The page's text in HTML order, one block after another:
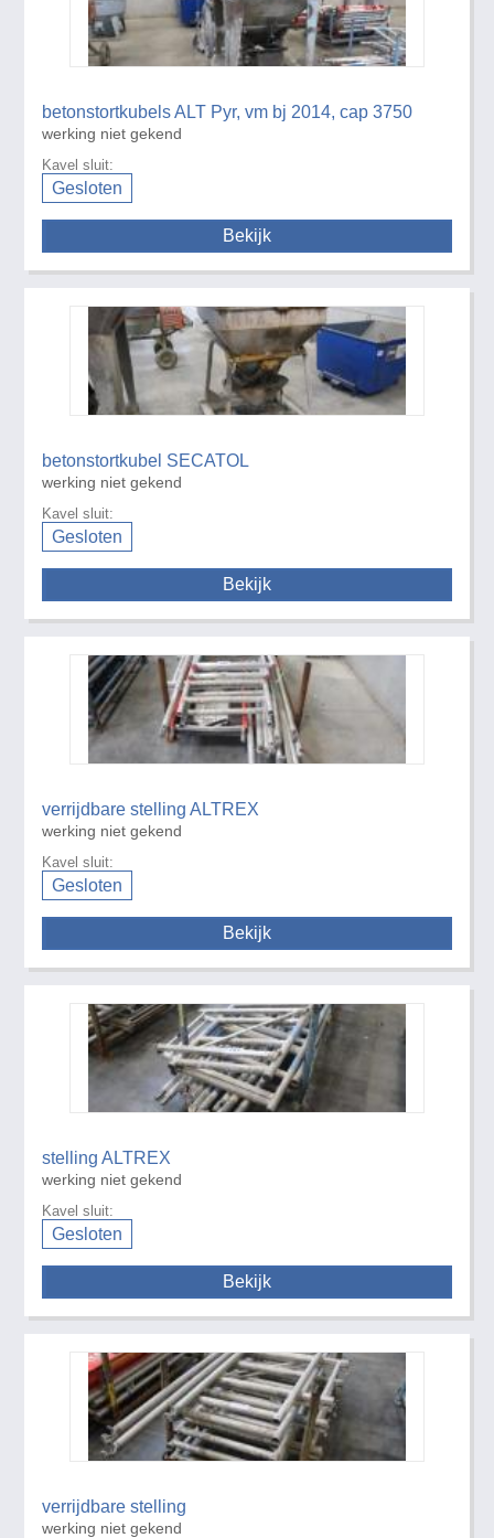
betonstortkubels ALT Pyr, vm bj 2014, cap 3750
werking niet gekend
Kavel sluit:
Gesloten
Bekijk
betonstortkubel SECATOL
werking niet gekend
Kavel sluit:
Gesloten
Bekijk
verrijdbare stelling ALTREX
werking niet gekend
Kavel sluit:
Gesloten
Bekijk
stelling ALTREX
werking niet gekend
Kavel sluit:
Gesloten
Bekijk
verrijdbare stelling
werking niet gekend